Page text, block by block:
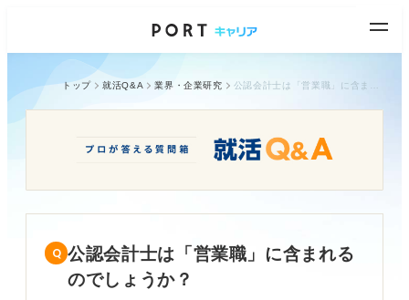
トップ 就活Q&A 業界・企業研究
公認会計士は「営業職」に含まれる
のでしょうか？